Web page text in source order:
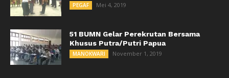
PEGAF Mei 4, 2019
51 BUMN Gelar Perekrutan Bersama
Khusus Putra/Putri Papua
MANOKWARI November 1, 2019